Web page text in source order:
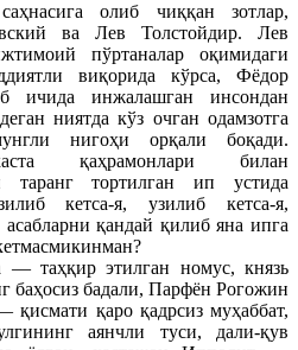
олиб чиққан зотлар,
ва Лев Толстойдир. Лев
пўртаналар оқимидаги
виқорида кўрса, Фёдор
ичида инжалашган инсондан
ниятда кўз очган одамзотга
нигоҳи орқали боқади.
қаҳрамонлари билан
таранг тортилган ип устида
кетса-я, узилиб кетса-я,
қандай қилиб яна ипга
— таҳқир этилган номус, князь
бадали, Парфён Рогожин
қаро қадрсиз муҳаббат,
аянчли туси, дали-қув